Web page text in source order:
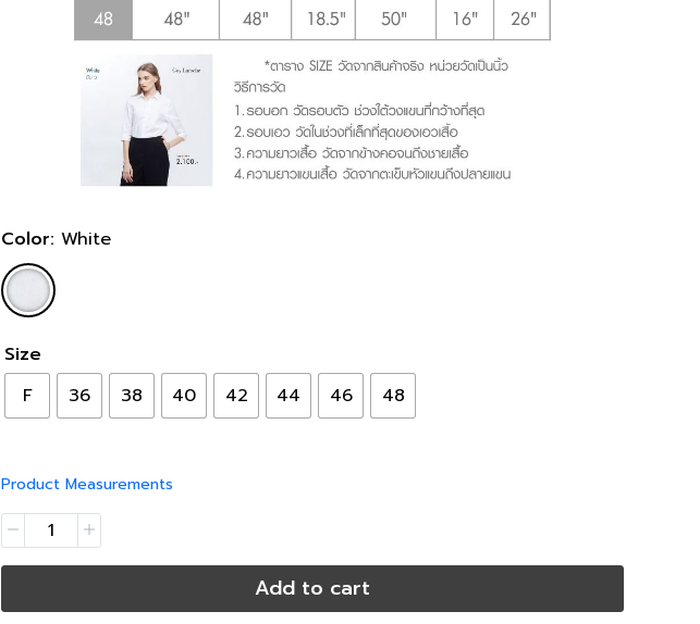
Color: White
Size
F
36 38 40 42 44 46 48
Product Measurements
Add to cart